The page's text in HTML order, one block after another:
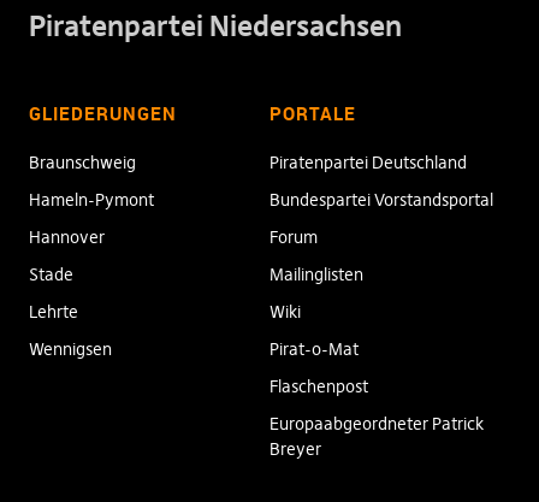
Piratenpartei Niedersachsen
GLIEDERUNGEN
Braunschweig
Hameln-Pymont
Hannover
Stade
Lehrte
Wennigsen
PORTALE
Piratenpartei Deutschland
Bundespartei Vorstandsportal
Forum
Mailinglisten
Wiki
Pirat-o-Mat
Flaschenpost
Europaabgeordneter Patrick
Breyer